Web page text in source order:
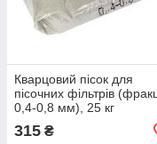
Кварцовий пісок для
пісочних фільтрів
0,4-0,8 мм), 25 кг
(Україна)
315 ₴